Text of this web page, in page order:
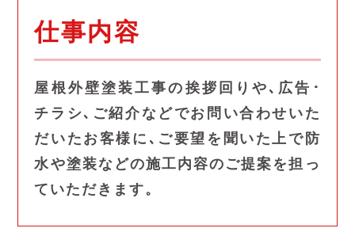
仕事内容
屋根外壁塗装工事の挨拶回りや､広告･
チラシ､ご紹介などでお問い合わせいた
だいたお客様に､ご要望を聞いた上で防
水や塗装などの施工内容のご提案を担っ
ていただきます。